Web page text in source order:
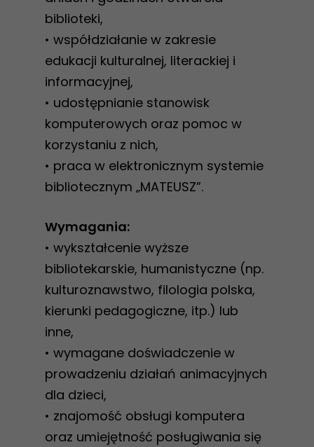
biblioteki,
• współdziałanie w zakresie
edukacji kulturalnej, literackiej i
informacyjnej,
• udostępnianie stanowisk
komputerowych oraz pomoc w
korzystaniu z nich,
• praca w elektronicznym systemie
bibliotecznym „MATEUSZ”.
Wymagania:
• wykształcenie wyższe
bibliotekarskie, humanistyczne (np.
kulturoznawstwo, filologia polska,
kierunki pedagogiczne, itp.) lub
inne,
• wymagane doświadczenie w
prowadzeniu działań animacyjnych
dla dzieci,
• znajomość obsługi komputera
oraz umiejętność posługiwania się